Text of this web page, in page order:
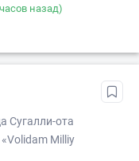
назад)
Сугалли-ота
Milliy